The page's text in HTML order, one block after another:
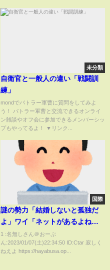
未分類
自衛官と一般人の違い「戦闘訓
練」
mondでバトラー軍曹に質問をしてみよ
う！ バトラー軍曹と交流できるオンライ
ン雑談やオフ会に参加できるメンバーシッ
プもやってるよ！ ▼リンク...
国際
謎の勢力「結婚しないと孤独だ
よ」ワイ「ネットがあるよね
ｗ」
1 :名無しさん＠おーぷ
ん:2023/01/07(土)22:34:50 ID:Ctar 寂しく
ねえよ https://hayabusa.op...